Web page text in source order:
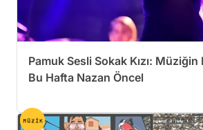
Pamuk Sesli Sokak Kızı:
Bu Hafta Nazan Öncel